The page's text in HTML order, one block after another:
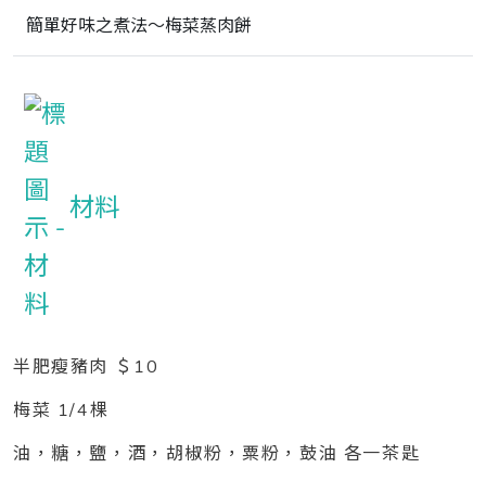
簡單好味之煮法～梅菜蒸肉餅
材料
半肥瘦豬肉 ＄10
梅菜 1/4棵
油，糖，鹽，酒，胡椒粉，粟粉，鼓油 各一茶匙